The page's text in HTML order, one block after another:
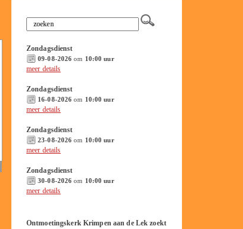
Zondagsdienst
09-08-2026 om 10:00 uur
meer details
Zondagsdienst
16-08-2026 om 10:00 uur
meer details
Zondagsdienst
23-08-2026 om 10:00 uur
meer details
Zondagsdienst
30-08-2026 om 10:00 uur
meer details
Ontmoetingskerk Krimpen aan de Lek zoekt